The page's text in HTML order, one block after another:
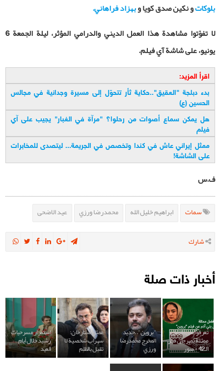
بلوكاتو نكين صدق كويا وبهزاد فراهاني.
لا تفوّتوا مشاهدة هذا العمل الديني والدرامي المؤثر، ليلة الجمعة 6
يونيو، على شاشة آي فيلم.
اقرأ المزيد:
بدء دبلجة "العقيق"..حكاية ثأر تتحوّل إلى مسيرة وجدانية في مجالس
الحسين (ع)
هل يمكن سماع أصوات من رحلوا؟ "مرآة في الغبار" يجيب على آي
فيلم
ممثل إيراني عاش في كندا وتخصص في الجريمة... ليتصدى للمخابرات
على الشاشة!
ف.س
سمات ابراهيم خليل الله محمدرضا ورزي عيد الاضحى
شارك
أخبار ذات صلة
تعرفوا على أفضل
ممثلة بمهرجان فجر
الـ42 + صور
"بروين"..جديد
المخرج محمدرضا
ورزي
ممثل ستارخان:
سهراب شخصية لا
تقبل بالظلم
استمرار مسرحيات
رشيد خلال أيام
العيد